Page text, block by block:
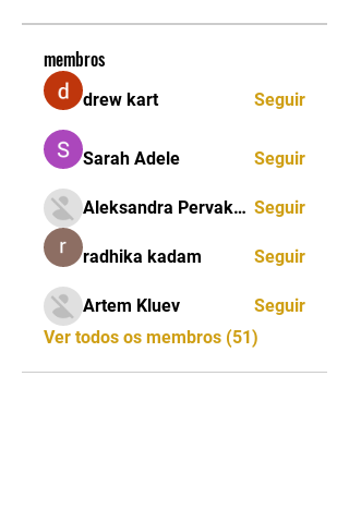
membros
drew kart Seguir
Sarah Adele Seguir
Aleksandra Pervakova Seguir
radhika kadam Seguir
Artem Kluev
Seguir
Ver todos os membros (51)